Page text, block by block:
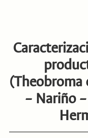
(Theobroma
– Nariño